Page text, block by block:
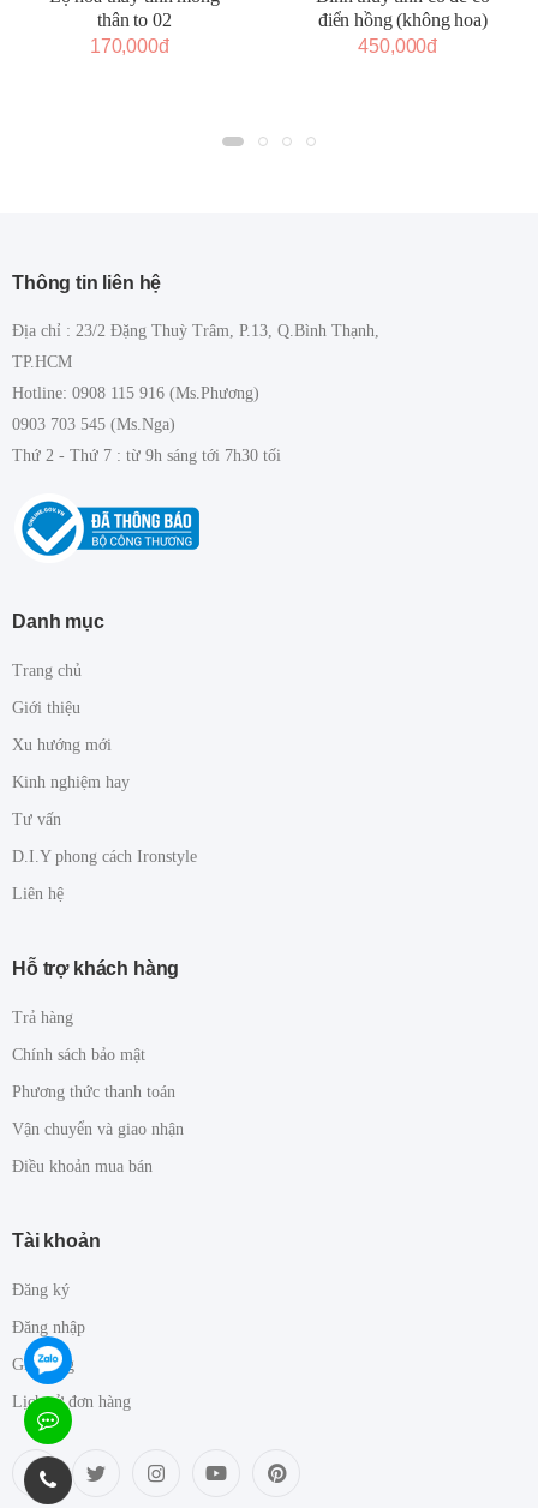
thân to 02
170,000đ
điển hồng (không hoa)
450,000đ
Thông tin liên hệ
Địa chỉ : 23/2 Đặng Thuỳ Trâm, P.13, Q.Bình Thạnh,
TP.HCM
Hotline: 0908 115 916 (Ms.Phương)
0903 703 545 (Ms.Nga)
Thứ 2 - Thứ 7 : từ 9h sáng tới 7h30 tối
Danh mục
Trang chủ
Giới thiệu
Xu hướng mới
Kinh nghiệm hay
Tư vấn
D.I.Y phong cách Ironstyle
Liên hệ
Hỗ trợ khách hàng
Trả hàng
Chính sách bảo mật
Phương thức thanh toán
Vận chuyển và giao nhận
Điều khoản mua bán
Tài khoản
Đăng ký
Đăng nhập
Giỏ hàng
Lịch sử đơn hàng